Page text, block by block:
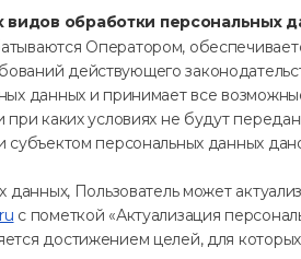
видов обработки персональных
Оператором,
действующего
данных и принимает все
каких условиях не будут
субъектом персональных данных
Пользователь может
с пометкой «Актуализация
достижением целей, для